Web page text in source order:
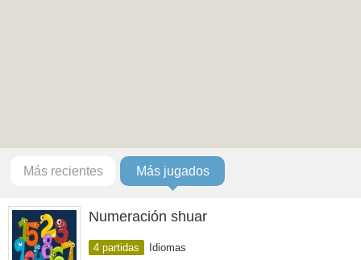
Más recientes Más jugados
Numeración shuar
4 partidas Idiomas